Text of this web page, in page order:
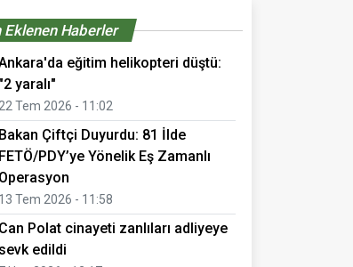
Eklenen Haberler
eğitim helikopteri düştü:
"2 yaralı"
22 Tem 2026 - 11:02
Bakan Çiftçi Duyurdu: 81 İlde
FETÖ/PDY’ye Yönelik Eş Zamanlı
Operasyon
13 Tem 2026 - 11:58
Can Polat cinayeti zanlıları adliyeye
sevk edildi